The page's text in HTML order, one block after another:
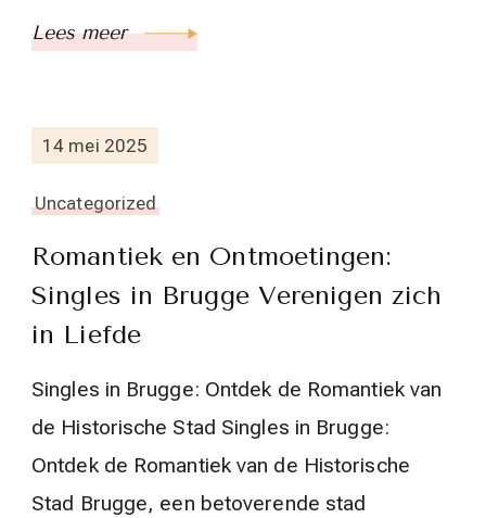
Lees meer
14 mei 2025
Uncategorized
Romantiek en Ontmoetingen:
Singles in Brugge Verenigen zich
in Liefde
Singles in Brugge: Ontdek de Romantiek van
de Historische Stad Singles in Brugge:
Ontdek de Romantiek van de Historische
Stad Brugge, een betoverende stad